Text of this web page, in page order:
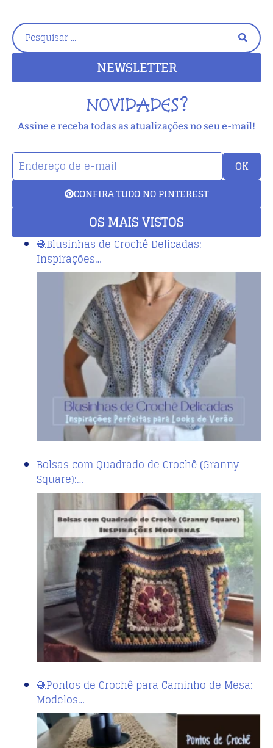
NEWSLETTER
NOVIDADES?
Assine e receba todas as atualizações no seu e-mail!
OK
CONFIRA TUDO NO PINTEREST
OS MAIS VISTOS
🧶Blusinhas de Crochê Delicadas:
Inspirações…
Bolsas com Quadrado de Crochê (Granny
Square):…
🧶Pontos de Crochê para Caminho de Mesa:
Modelos…